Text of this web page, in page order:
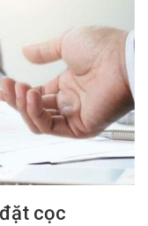
cọc